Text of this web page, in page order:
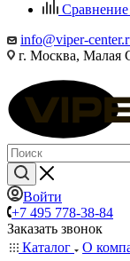
Сравнение
info@viper-
г. Москва, Малая
Войти
+7 495 778-38-84
Заказать звонок
Каталог
О